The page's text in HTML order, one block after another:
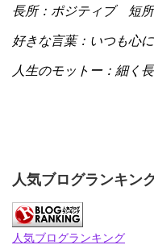
長所：ポジティブ 短
好きな言葉：いつも心
人生のモットー：細く
人気ブログランキン
人気ブログランキング